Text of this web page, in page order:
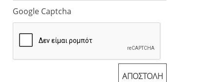
Google Captcha